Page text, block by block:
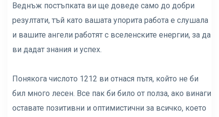
Веднъж постъпката ви ще доведе само до добри
резултати, тъй като вашата упорита работа е слушала
и вашите ангели работят с вселенските енергии, за да
ви дадат знания и успех.
Понякога числото 1212 ви отнася пътя, който не би
бил много лесен. Все пак би било от полза, ако винаги
оставате позитивни и оптимистични за всичко, което